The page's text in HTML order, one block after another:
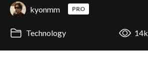
kyonmm PRO
Technology 14k